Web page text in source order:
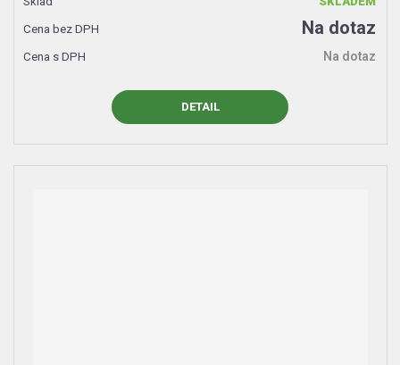
Na dotaz
Na dotaz
DETAIL